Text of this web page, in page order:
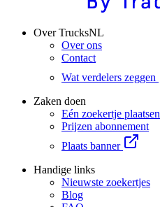
Over TrucksNL
Over ons
Contact
Wat verdelers zeggen
Zaken doen
Eén zoekertje plaatsen
Prijzen abonnement
Plaats banner
Handige links
Nieuwste zoekertjes
Blog